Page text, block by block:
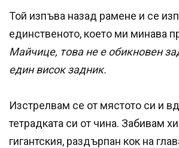
Той изпъва назад рамене и се
единственото, което ми минава
Майчице, това не е обикновен
един висок задник.
Изстрелвам се от мястото си и
тетрадката си от чина. Забивам
гигантския, раздърпан кок на